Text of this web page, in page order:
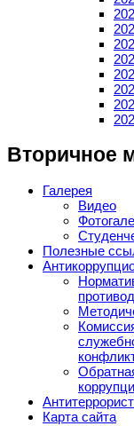
Вторичное
Галерея
Видео
Полезные
Карта сайта